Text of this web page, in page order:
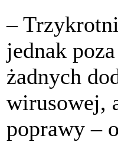
–
jednak
żadnych
wirusowej,
poprawy –